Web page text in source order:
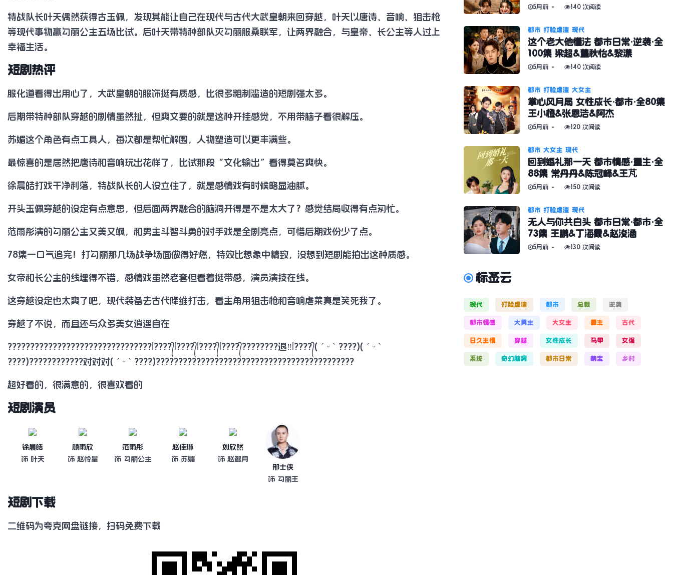
特战队长叶天偶然获得古玉佩，发现其能让自己在现代与古代大武皇朝来回穿越，叶天以唐诗、音响、狙击枪
等现代事物赢勾丽公主五场比试。后叶天带特种部队灭勾丽服桑联军，让两界融合，与皇帝、长公主等人过上
幸福生活。
短剧热评
服化道看得出用心了，大武皇朝的服饰挺有质感，比很多粗制滥造的短剧强太多。
后期带特种部队穿越的剧情虽然扯，但爽文要的就是这种开挂感觉，不用带脑子看很解压。
苏媚这个角色有点工具人，每次都是帮忙解围，人物塑造可以更丰满些。
最惊喜的是居然把唐诗和音响玩出花样了，比试那段“文化输出”看得莫名爽快。
徐晨皓打戏干净利落，特战队长的人设立住了，就是感情戏有时候略显油腻。
开头玉佩穿越的设定有点意思，但后面两界融合的脑洞开得是不是太大了？感觉结局收得有点匆忙。
范雨彤演的勾丽公主又美又飒，和男主斗智斗勇的对手戏是全剧亮点，可惜后期戏份少了点。
78集一口气追完！打勾丽那几场战争场面做得好燃，特效比想象中精致，没想到短剧能拍出这种质感。
女帝和长公主的线埋得不错，感情戏虽然老套但看着挺带感，演员演技在线。
这穿越设定也太爽了吧，现代装备去古代降维打击，看主角用狙击枪和音响虐菜真是笑死我了。
穿越了不说，而且还与众多美女逍遥自在
????????????????????????????????ᥬ????᭄ᥬ????᭄ᥬ????᭄ᥬ????᭄????????退‼️ᥬ????᭄( ˊ ᵕ ˋ ????)( ˊ ᵕ ˋ
????)????????????对对对( ˊ ᵕ ˋ ????)????????????????????????????????????????????
超好看的，很满意的，很喜欢看的
短剧演员
徐晨皓
饰 叶天
顾雨欣
饰 赵怜星
范雨彤
饰 勾丽公主
赵佳琳
饰 苏媚
刘欣然
饰 赵邀月
邢士侠
饰 勾丽王
短剧下载
二维码为夸克网盘链接，扫码免费下载
5月前 140 次阅读
都市 打脸虐渣 现代
这个老大他懂法 都市日常·逆袭·全
100集 梁超&董秋怡&黎漾
5月前 140 次阅读
都市 打脸虐渣 大女主
掌心风月局 女性成长·都市·全80集
王小橙&张恩浩&阿杰
5月前 120 次阅读
都市 大女主 现代
回到婚礼那一天 都市情感·重生·全
88集 常丹丹&陈冠峄&王芃
5月前 150 次阅读
都市 打脸虐渣 现代
无人与你共白头 都市日常·都市·全
73集 王鹏&丁海霞&赵浚涵
5月前 130 次阅读
标签云
现代 打脸虐渣 都市 总裁 逆袭
都市情感 大男主 大女主 重生 古代
日久生情 穿越 女性成长 马甲 女强
系统 奇幻脑洞 都市日常 萌宝 乡村